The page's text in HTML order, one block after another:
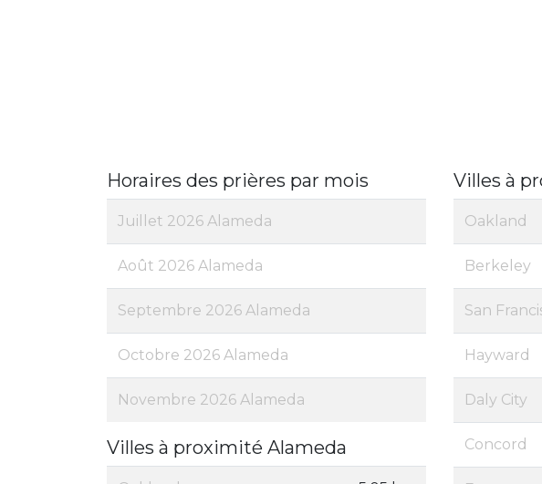
Horaires des prières par mois
Juillet 2026 Alameda
Août 2026 Alameda
Septembre 2026 Alameda
Octobre 2026 Alameda
Novembre 2026 Alameda
Villes à proximité Alameda
Villes à
Oakland
Berkeley
San
Hayward
Daly City
Concord